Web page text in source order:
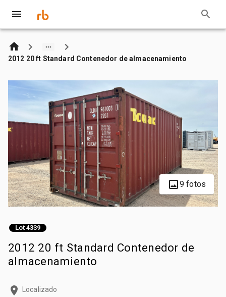
2012 20 ft Standard Contenedor de almacenamiento
9 fotos
Lot 4339
2012 20 ft Standard Contenedor de
almacenamiento
Localizado